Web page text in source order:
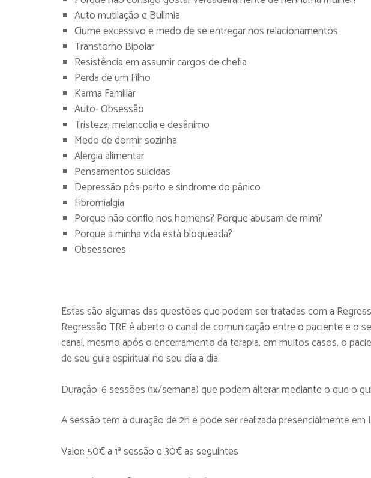
Auto mutilação e Bulimia
Ciume excessivo e medo de se entregar nos relacionamentos
Transtorno Bipolar
Resistência em assumir cargos de chefia
Perda de um Filho
Karma Familiar
Auto- Obsessão
Tristeza, melancolia e desânimo
Medo de dormir sozinha
Alergia alimentar
Pensamentos suicidas
Depressão pós-parto e sindrome do pânico
Fibromialgia
Porque não confio nos homens? Porque abusam de mim?
Porque a minha vida está bloqueada?
Obsessores
Estas são algumas das questões que podem ser tratadas com a
Regressão TRE é aberto o canal de comunicação entre o paciente e o
canal, mesmo após o encerramento da terapia, em muitos casos, o
de seu guia espiritual no seu dia a dia.
Duração: 6 sessões (1x/semana) que podem alterar mediante o que o
A sessão tem a duração de 2h e pode ser realizada presencialmente em
Valor: 50€ a 1ª sessão e 30€ as seguintes